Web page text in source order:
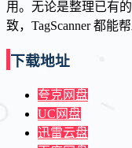
用。无论是整理已有
致，TagScanner 都能
下载地址
夸克网盘
UC网盘
迅雷云盘